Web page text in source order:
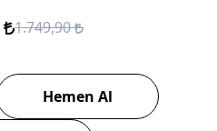
1.749,90
Hemen Al